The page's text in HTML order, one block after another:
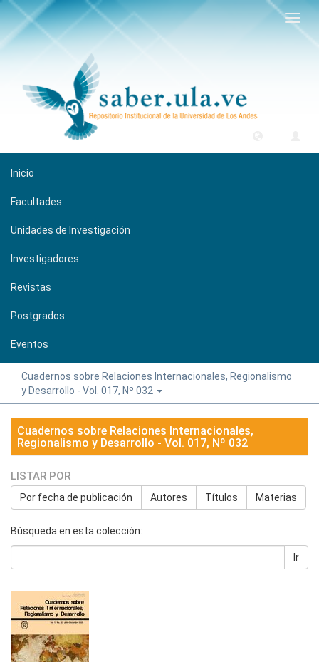
Inicio
Facultades
Unidades de Investigación
Investigadores
Revistas
Postgrados
Eventos
Cuadernos sobre Relaciones Internacionales, Regionalismo
y Desarrollo - Vol. 017, Nº 032
Cuadernos sobre Relaciones Internacionales,
Regionalismo y Desarrollo - Vol. 017, Nº 032
LISTAR POR
Por fecha de publicación Autores Títulos Materias
Búsqueda en esta colección:
Ir